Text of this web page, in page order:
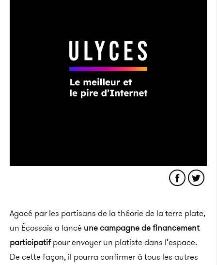
Agacé par les partisans de la théorie de la terre plate,
un Écossais a lancé une campagne de financement
participatifpour envoyer un platiste dans l’espace.
De cette façon, il pourra confirmer à tous les autres